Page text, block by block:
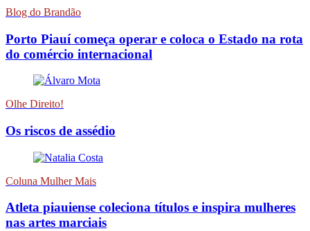
Blog do Brandão
Porto Piauí começa operar e coloca o Estado na rota
do comércio internacional
Olhe Direito!
Os riscos de assédio
Coluna Mulher Mais
Atleta piauiense coleciona títulos e inspira mulheres
nas artes marciais